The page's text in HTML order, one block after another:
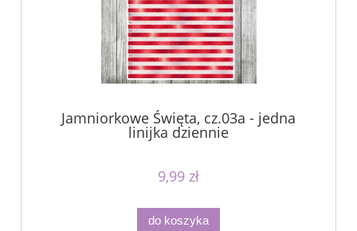
Jamniorkowe Święta, cz.03a - jedna
linijka dziennie
9,99 zł
do koszyka